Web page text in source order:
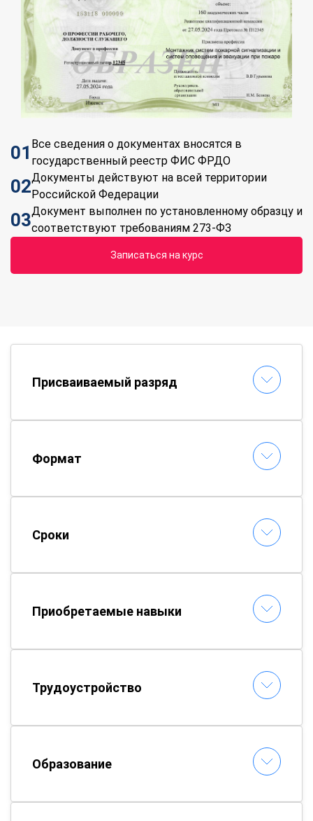
01 Все сведения о документах вносятся в
государственный реестр ФИС ФРДО
02Документы действуют на всей территории
Российской Федерации
03Документ выполнен по установленному образцу и
соответствуют требованиям 273-ФЗ
Записаться на курс
Присваиваемый разряд
Формат
Сроки
Приобретаемые навыки
Трудоустройство
Образование